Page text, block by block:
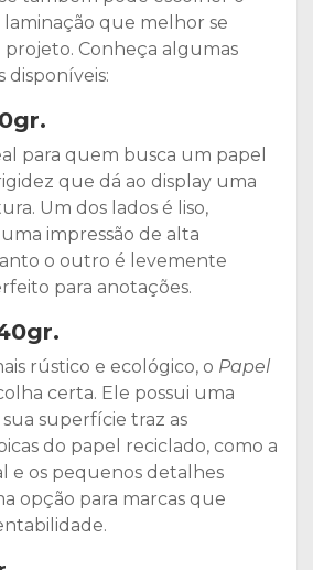
que melhor se
projeto. Conheça algumas
disponíveis:
para quem busca um papel
que dá ao display uma
Um dos lados é liso,
impressão de alta
o outro é levemente
para anotações.
rústico e ecológico, o Papel
certa. Ele possui uma
superfície traz as
do papel reciclado, como a
e os pequenos detalhes
opção para marcas que